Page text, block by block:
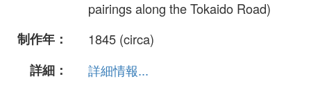
pairings along the Tokaido Road)
制作年：
1845 (circa)
詳細：
詳細情報...